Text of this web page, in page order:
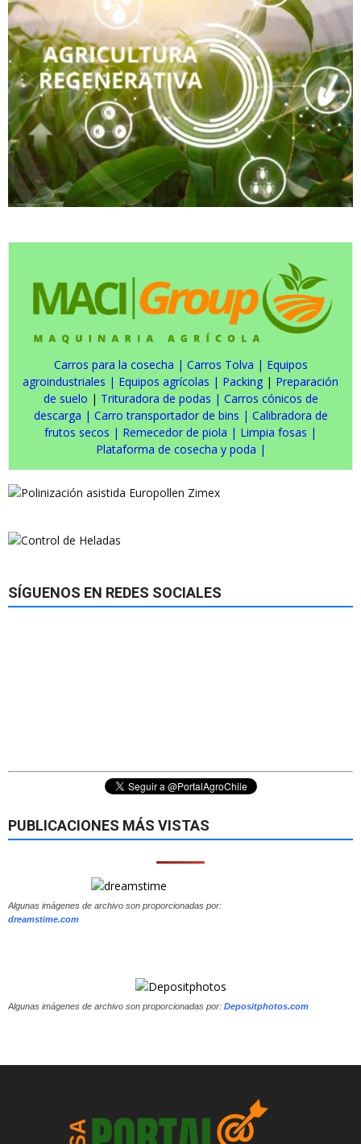
Carros para la cosecha | Carros Tolva | Equipos
agroindustriales | Equipos agrícolas | Packing | Preparación
de suelo | Trituradora de podas | Carros cónicos de
descarga | Carro transportador de bins | Calibradora de
frutos secos | Remecedor de piola | Limpia fosas |
Plataforma de cosecha y poda |
SÍGUENOS EN REDES SOCIALES
PUBLICACIONES MÁS VISTAS
Algunas imágenes de archivo son proporcionadas por:
dreamstime.com
Algunas imágenes de archivo son proporcionadas por: Depositphotos.com